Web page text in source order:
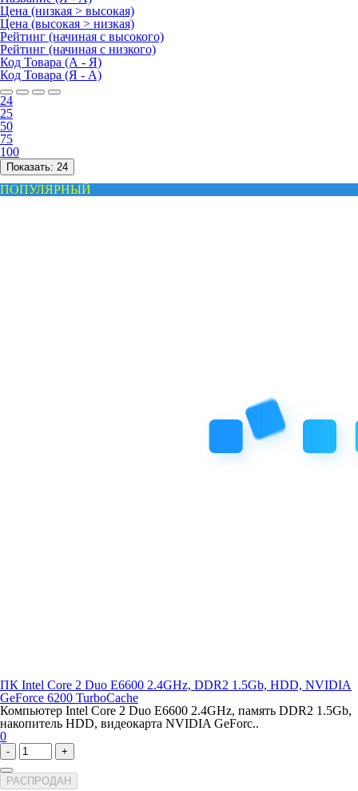
Цена (низкая > высокая)
Цена (высокая > низкая)
Рейтинг (начиная с высокого)
Рейтинг (начиная с низкого)
Код Товара (А - Я)
Код Товара (Я - А)
24
25
50
75
100
Показать: 24
ПОПУЛЯРНЫЙ
ПК Intel Core 2 Duo E6600 2.4GHz, DDR2 1.5Gb, HDD, NVIDIA
GeForce 6200 TurboCache
Компьютер Intel Core 2 Duo E6600 2.4GHz, память DDR2 1.5Gb,
накопитель HDD, видеокарта NVIDIA GeForc..
0
- +
РАСПРОДАН